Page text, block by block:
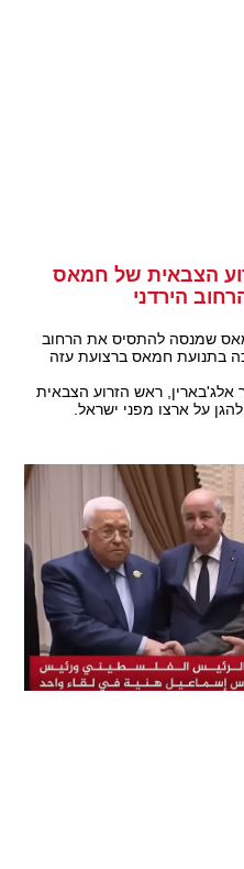
הצבאית של חמאס
הירדני
שמנסה להתסיס את הרחוב
בתנועת חמאס ברצועת עזה
ראש הזרוע הצבאית
על ארצו מפני ישראל.